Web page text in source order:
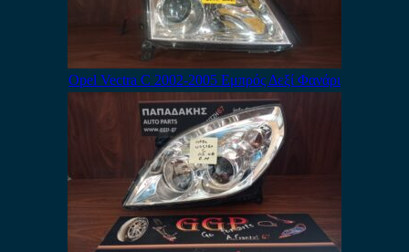
Opel Vectra C 2002-2005 Εμπρός Δεξί Φανάρι